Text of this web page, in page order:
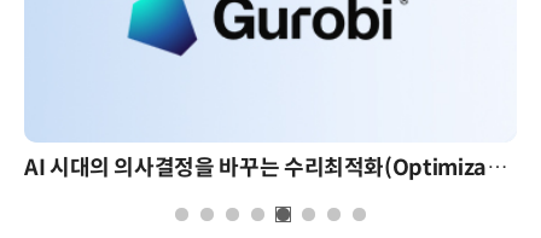
AI 시대의 의사결정을 바꾸는 수리최적화(Optimization): 실제 산업 적용 사례와 활용 전략